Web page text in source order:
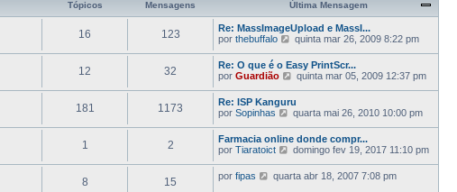
m
s
a
g
e
m
a
M
e
n
g
e
m
t
m
a
M
e
n
g
e
m
a
a
ú
m
a
M
e
n
g
e
m
Tópicos Mensagens Última Mensagem
16 123
Re: MassImageUpload e MassI...
por thebuffalo
V
j
a
a
ú
l
t
m
a
M
e
n
quinta mar 26, 2009 8:22 pm
12 32
Re: O que é o Easy PrintScr...
por Guardião
V
a
a
ú
l
t
m
a
quinta mar 05, 2009 12:37 pm
181 1173
Re: ISP Kanguru
por Sopinhas
V
a
a
ú
l
quarta mai 26, 2010 10:00 pm
1 2
Farmacia online donde compr...
por Tiaratoict
V
a
domingo fev 19, 2017 11:10 pm
8 15 por fipas
Vquarta abr 18, 2007 7:08 pm